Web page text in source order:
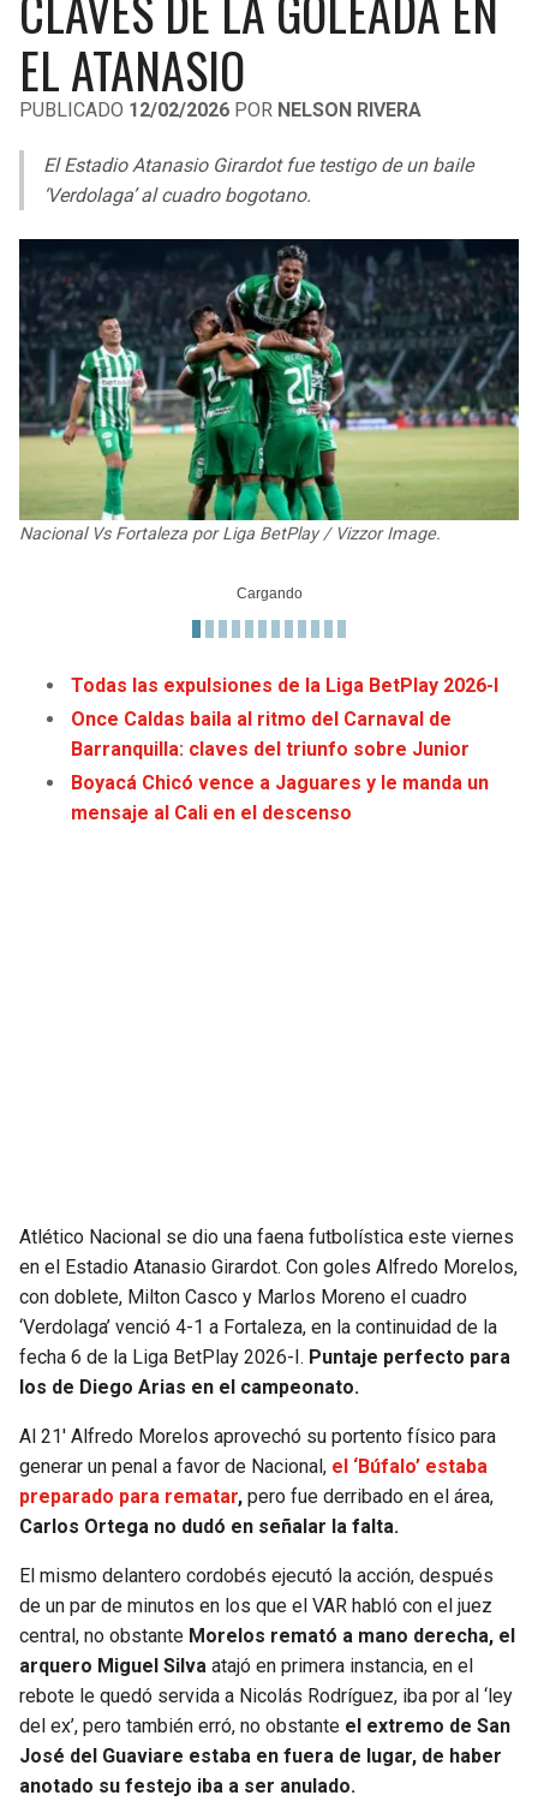
LIGA DE EXPANSIÓN MX
LEAGUES CUP
UEFA EUROPA LEAGUE
UEFA CONFERENCE LEAGUE
MLS
COPA LIBERTADORES
LIGA BETPLAY
OTRAS LIGAS
EL ATANASIO
PUBLICADO 12/02/2026 POR NELSON RIVERA
El Estadio Atanasio Girardot fue testigo de un baile
‘Verdolaga’ al cuadro bogotano.
Nacional Vs Fortaleza por Liga BetPlay / Vizzor Image.
Todas las expulsiones de la Liga BetPlay 2026-I
Once Caldas baila al ritmo del Carnaval de
Barranquilla: claves del triunfo sobre Junior
Boyacá Chicó vence a Jaguares y le manda un
mensaje al Cali en el descenso
Atlético Nacional se dio una faena futbolística este viernes
en el Estadio Atanasio Girardot. Con goles Alfredo Morelos,
con doblete, Milton Casco y Marlos Moreno el cuadro
‘Verdolaga’ venció 4-1 a Fortaleza, en la continuidad de la
fecha 6 de la Liga BetPlay 2026-I. Puntaje perfecto para
los de Diego Arias en el campeonato.
Al 21′ Alfredo Morelos aprovechó su portento físico para
generar un penal a favor de Nacional, el ‘Búfalo’ estaba
preparado para rematar, pero fue derribado en el área,
Carlos Ortega no dudó en señalar la falta.
El mismo delantero cordobés ejecutó la acción, después
de un par de minutos en los que el VAR habló con el juez
central, no obstante Morelos remató a mano derecha, el
arquero Miguel Silva atajó en primera instancia, en el
rebote le quedó servida a Nicolás Rodríguez, iba por al ‘ley
del ex’, pero también erró, no obstante el extremo de San
José del Guaviare estaba en fuera de lugar, de haber
anotado su festejo iba a ser anulado.